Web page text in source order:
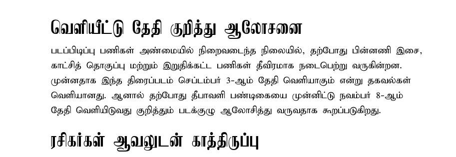
வெளியீட்டு தேதி குறித்து ஆலோசனை
படப்பிடிப்பு பணிகள் அண்மையில் நிறைவடைந்த நிலையில், தற்போது பின்னணி இசை,
காட்சித் தொகுப்பு மற்றும் இறுதிக்கட்ட பணிகள் தீவிரமாக நடைபெற்று வருகின்றன.
முன்னதாக இந்த திரைப்படம் செப்டம்பர் 3-ஆம் தேதி வெளியாகும் என்று தகவல்கள்
வெளியானது. ஆனால் தற்போது தீபாவளி பண்டிகையை முன்னிட்டு நவம்பர் 8-ஆம்
தேதி வெளியிடுவது குறித்தும் படக்குழு ஆலோசித்து வருவதாக கூறப்படுகிறது.
ரசிகர்கள் ஆவலுடன் காத்திருப்பு